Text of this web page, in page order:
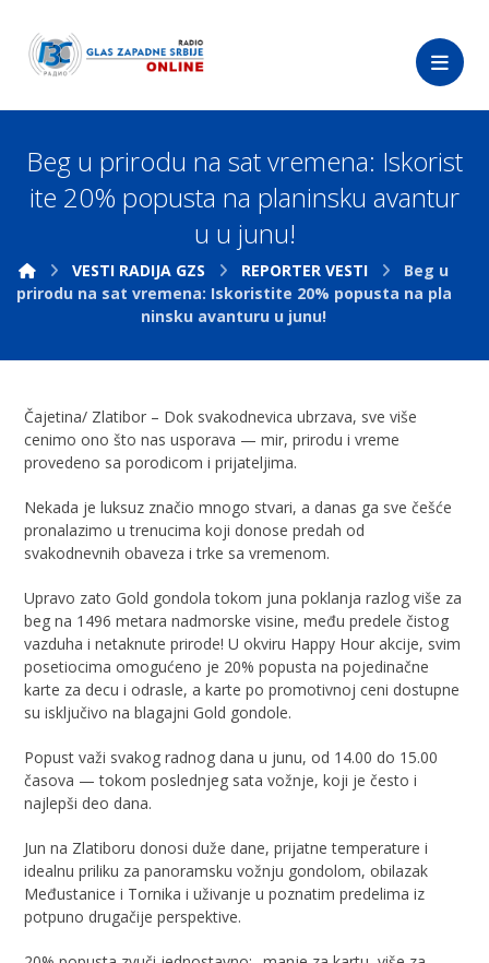
Beg u prirodu na sat vremena: Iskorist
ite 20% popusta na planinsku avantur
u u junu!
VESTI RADIJA GZS REPORTER VESTI
Beg u
prirodu na sat vremena: Iskoristite 20% popusta na pla
ninsku avanturu u junu!
Čajetina/ Zlatibor – Dok svakodnevica ubrzava, sve više
cenimo ono što nas usporava — mir, prirodu i vreme
provedeno sa porodicom i prijateljima.
Nekada je luksuz značio mnogo stvari, a danas ga sve češće
pronalazimo u trenucima koji donose predah od
svakodnevnih obaveza i trke sa vremenom.
Upravo zato Gold gondola tokom juna poklanja razlog više za
beg na 1496 metara nadmorske visine, među predele čistog
vazduha i netaknute prirode! U okviru Happy Hour akcije, svim
posetiocima omogućeno je 20% popusta na pojedinačne
karte za decu i odrasle, a karte po promotivnoj ceni dostupne
su isključivo na blagajni Gold gondole.
Popust važi svakog radnog dana u junu, od 14.00 do 15.00
časova — tokom poslednjeg sata vožnje, koji je često i
najlepši deo dana.
Jun na Zlatiboru donosi duže dane, prijatne temperature i
idealnu priliku za panoramsku vožnju gondolom, obilazak
Međustanice i Tornika i uživanje u poznatim predelima iz
potpuno drugačije perspektive.